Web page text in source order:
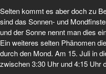
Selten kommt es aber doch zu
sind das Sonnen- und
und der Sonne nennt man dies
Ein weiteres selten Phänomen
durch den Mond. Am 15. Juli in
zwischen 3:30 Uhr und 4:15 Uhr